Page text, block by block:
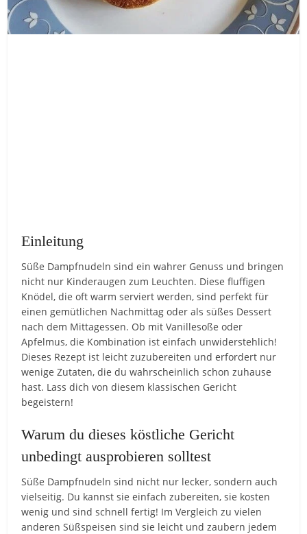
Einleitung
Süße Dampfnudeln sind ein wahrer Genuss und bringen
nicht nur Kinderaugen zum Leuchten. Diese fluffigen
Knödel, die oft warm serviert werden, sind perfekt für
einen gemütlichen Nachmittag oder als süßes Dessert
nach dem Mittagessen. Ob mit Vanillesoße oder
Apfelmus, die Kombination ist einfach unwiderstehlich!
Dieses Rezept ist leicht zuzubereiten und erfordert nur
wenige Zutaten, die du wahrscheinlich schon zuhause
hast. Lass dich von diesem klassischen Gericht
begeistern!
Warum du dieses köstliche Gericht
unbedingt ausprobieren solltest
Süße Dampfnudeln sind nicht nur lecker, sondern auch
vielseitig. Du kannst sie einfach zubereiten, sie kosten
wenig und sind schnell fertig! Im Vergleich zu vielen
anderen Süßspeisen sind sie leicht und zaubern jedem